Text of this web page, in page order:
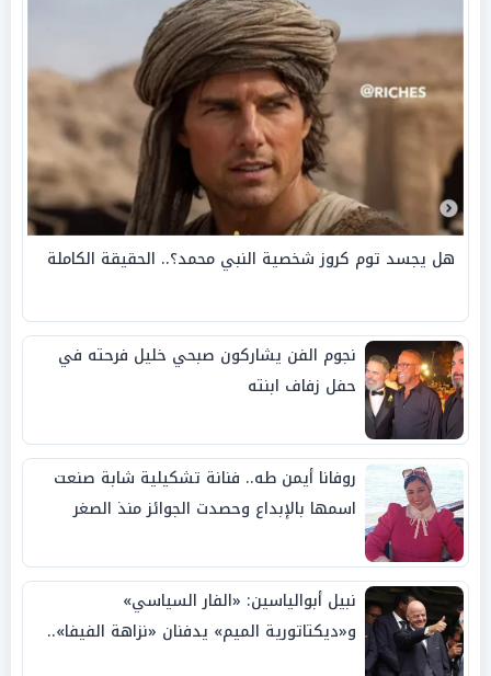
هل يجسد توم كروز شخصية النبي محمد؟.. الحقيقة الكاملة
نجوم الفن يشاركون صبحي خليل فرحته في
حفل زفاف ابنته
روفانا أيمن طه.. فنانة تشكيلية شابة صنعت
اسمها بالإبداع وحصدت الجوائز منذ الصغر
نبيل أبوالياسين: «الفار السياسي»
و«ديكتاتورية الميم» يدفنان «نزاهة الفيفا»..